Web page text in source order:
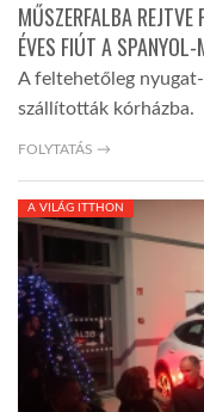
MŰSZERFALBA
ÉVES FIÚT A
A feltehetőleg
szállították kórházba.
FOLYTATÁS →
A VILÁG ITTHON